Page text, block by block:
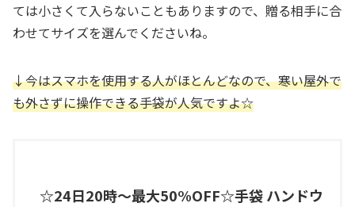
ては小さくて入らないこともありますので、贈る相手に合
わせてサイズを選んでくださいね。
↓今はスマホを使用する人がほとんどなので、寒い屋外で
も外さずに操作できる手袋が人気ですよ☆
☆24日20時〜最大50%OFF☆手袋 ハンドウ